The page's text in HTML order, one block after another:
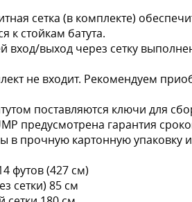
сетка (в комплекте)
к стойкам батута.
вход/выход через сетку
не входит. Рекомендуем
поставляются ключи для
предусмотрена гарантия
в прочную картонную упаковку
футов (427 см)
сетки) 85 см